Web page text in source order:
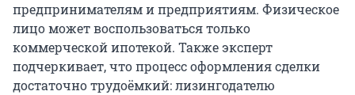
предпринимателям и предприятиям. Физическое
лицо может воспользоваться только
коммерческой ипотекой. Также эксперт
подчеркивает, что процесс оформления сделки
достаточно трудоёмкий: лизингодателю